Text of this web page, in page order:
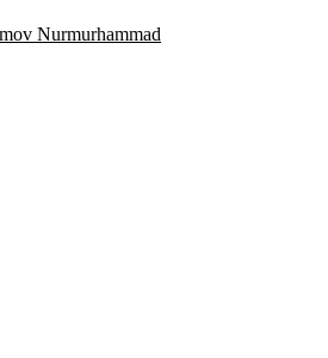
Nurmurhammad